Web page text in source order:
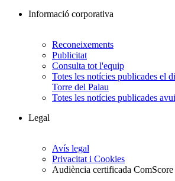
Informació corporativa
Reconeixements
Publicitat
Consulta tot l'equip
Totes les notícies publicades el
Torre del Palau
Totes les notícies publicades
Legal
Avís legal
Privacitat i Cookies
Audiència certificada ComScore